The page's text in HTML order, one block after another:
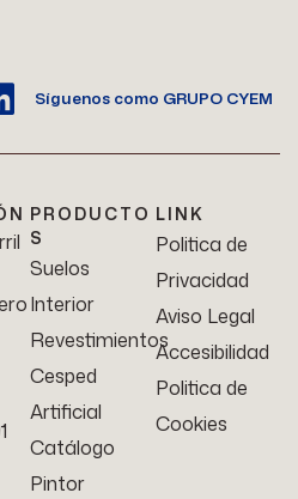
Síguenos como GRUPO CYEM
PRODUCTO
S
Suelos
Interior
Revestimientos
Cesped
Artificial
Catálogo
Pintor
LINK
Politica de
Privacidad
Aviso Legal
Accesibilidad
Politica de
Cookies